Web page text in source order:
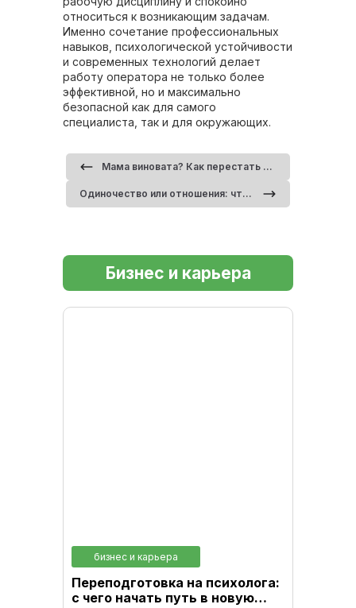
относиться к возникающим задачам.
Именно сочетание профессиональных
навыков, психологической устойчивости
и современных технологий делает
работу оператора не только более
эффективной, но и максимально
безопасной как для самого
специалиста, так и для окружающих.
Мама виновата? Как перестать обвинять родителей и взять жизнь в свои руки
Одиночество или отношения: что на самом деле делает человека счастливым
Бизнес и карьера
бизнес и карьера
Переподготовка на психолога:
с чего начать путь в новую…